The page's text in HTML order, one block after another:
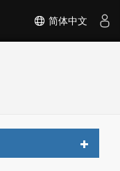
简体中文
Toggle